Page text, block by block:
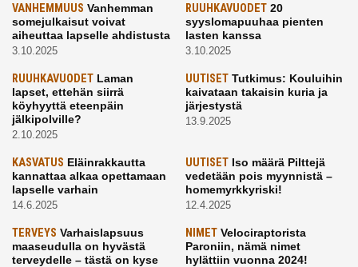
VANHEMMUUS Vanhemman
somejulkaisut voivat
aiheuttaa lapselle ahdistusta
3.10.2025
RUUHKAVUODET20
syyslomapuuhaa pienten
lasten kanssa
3.10.2025
RUUHKAVUODET Laman
lapset, ettehän siirrä
köyhyyttä eteenpäin
jälkipolville?
2.10.2025
UUTISETTutkimus: Kouluihin
kaivataan takaisin kuria ja
järjestystä
13.9.2025
KASVATUS Eläinrakkautta
kannattaa alkaa opettamaan
lapselle varhain
14.6.2025
UUTISETIso määrä Pilttejä
vedetään pois myynnistä –
homemyrkkyriski!
12.4.2025
TERVEYS Varhaislapsuus
maaseudulla on hyvästä
terveydelle – tästä on kyse
NIMETVelociraptorista
Paroniin, nämä nimet
hylättiin vuonna 2024!